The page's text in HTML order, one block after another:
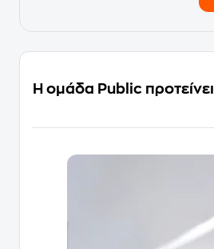
Η ομάδα Public προτείνει